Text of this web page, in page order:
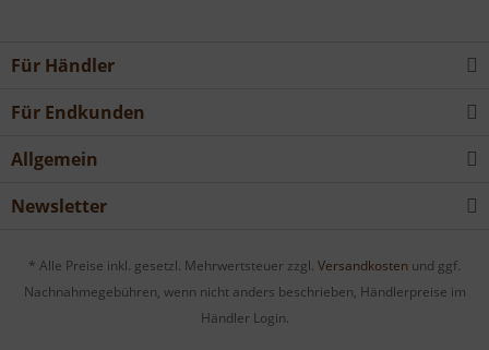
Für Händler
Für Endkunden
Allgemein
Newsletter
* Alle Preise inkl. gesetzl. Mehrwertsteuer zzgl. Versandkosten und ggf.
Nachnahmegebühren, wenn nicht anders beschrieben, Händlerpreise im
Händler Login.